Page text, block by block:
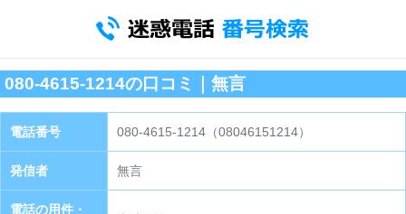
080-4615-1214の口コミ｜無言
電話番号 080-4615-1214（08046151214）
発信者 無言
電話の用件・